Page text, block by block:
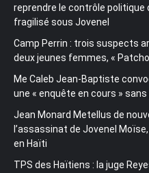
reprendre le contrôle politique
fragilisé sous Jovenel
Camp Perrin : trois suspects
deux jeunes femmes, «
Me Caleb Jean-Baptiste
une « enquête en cours »
Jean Monard Metellus de
l’assassinat de Jovenel
en Haïti
TPS des Haïtiens : la juge